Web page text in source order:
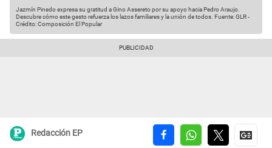
Jazmín Pinedo expresa su gratitud a Gino Assereto por su apoyo hacia Pedro Araujo.
Descubre cómo este gesto refuerza los lazos familiares y la unión de todos. Fuente: GLR-
Crédito: Composición El Popular
Redacción EP